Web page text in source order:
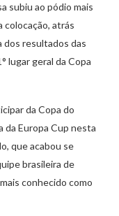
subiu ao pódio mais
colocação, atrás
dos resultados das
lugar geral da Copa
da Copa do
da Europa Cup nesta
que acabou se
brasileira de
conhecido como